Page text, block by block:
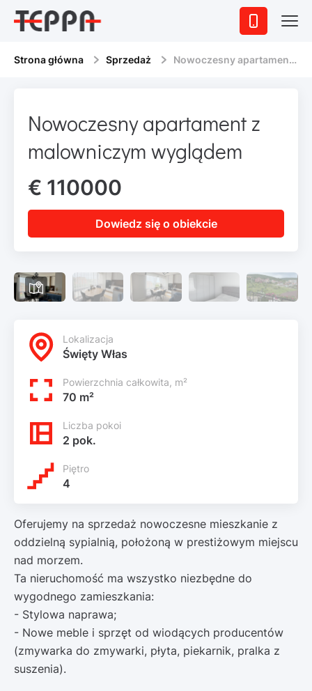
Strona główna Sprzedaż Nowoczesny apartament z malowniczym wyglądem
Nowoczesny apartament z
malowniczym wyglądem
€ 110000
Dowiedz się o obiekcie
Lokalizacja
Święty Włas
Powierzchnia całkowita, m²
70 m²
Liczba pokoi
2 pok.
Piętro
4
Oferujemy na sprzedaż nowoczesne mieszkanie z
oddzielną sypialnią, położoną w prestiżowym miejscu
nad morzem.
Ta nieruchomość ma wszystko niezbędne do
wygodnego zamieszkania:
- Stylowa naprawa;
- Nowe meble i sprzęt od wiodących producentów
(zmywarka do zmywarki, płyta, piekarnik, pralka z
suszenia).